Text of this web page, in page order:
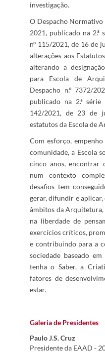
investigação.
O Despacho Normativo
2021, publicado na 2.ª
nº 115/2021, de 16 de
alterações aos
alterando a
para Escola de
Despacho n.º 7372/
publicado na 2.ª
142/2021, de 23 de
estatutos da Escola de
Com esforço,
comunidade, a Escola
cinco anos, encontrar
num contexto
desafios tem
gerar, difundir e
âmbitos da Arquitetura,
na liberdade de
exercícios críticos,
e contribuindo para a
sociedade baseado
tenha o Saber, a
fatores de
estar.
Galeria de Presidentes
Paulo J.S. Cruz
Presidente da EAAD -